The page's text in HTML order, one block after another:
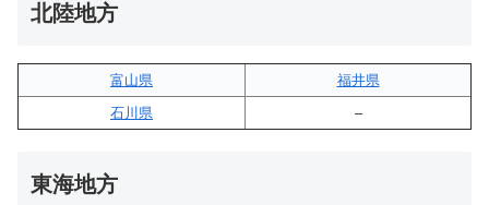
北陸地方
富山県
福井県
石川県
–
東海地方